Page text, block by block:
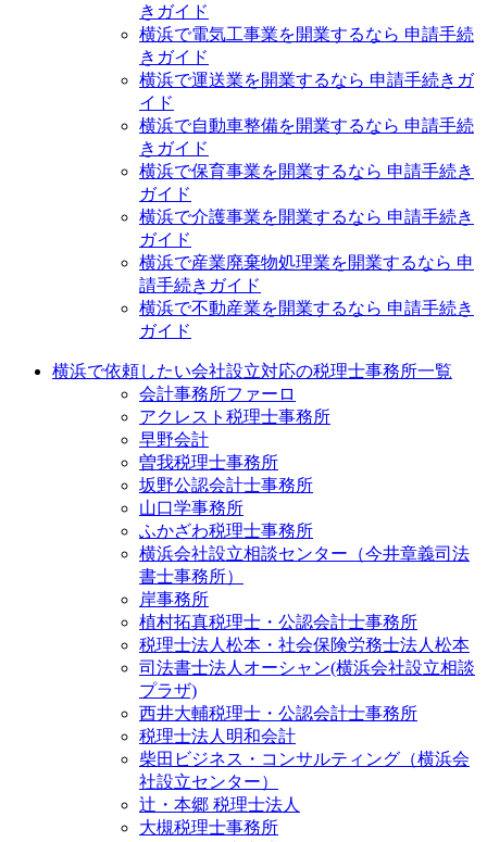
きガイド
横浜で電気工事業を開業するなら 申請手続
きガイド
横浜で運送業を開業するなら 申請手続きガ
イド
横浜で自動車整備を開業するなら 申請手続
きガイド
横浜で保育事業を開業するなら 申請手続き
ガイド
横浜で介護事業を開業するなら 申請手続き
ガイド
横浜で産業廃棄物処理業を開業するなら 申
請手続きガイド
横浜で不動産業を開業するなら 申請手続き
ガイド
横浜で依頼したい会社設立対応の税理士事務所一覧
会計事務所ファーロ
アクレスト税理士事務所
早野会計
曽我税理士事務所
坂野公認会計士事務所
山口学事務所
ふかざわ税理士事務所
横浜会社設立相談センター（今井章義司法
書士事務所）
岸事務所
植村拓真税理士・公認会計士事務所
税理士法人松本・社会保険労務士法人松本
司法書士法人オーシャン(横浜会社設立相談
プラザ)
西井大輔税理士・公認会計士事務所
税理士法人明和会計
柴田ビジネス・コンサルティング（横浜会
社設立センター）
辻・本郷 税理士法人
大槻税理士事務所